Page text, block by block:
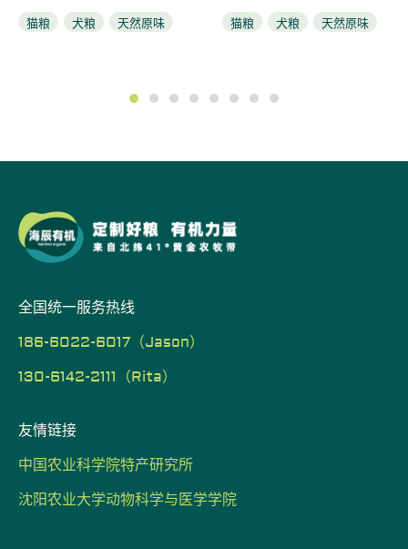
猫粮 犬粮 天然原味 猫粮 犬粮 天然原味
1 2 3 4 5 6 7 8
全国统一服务热线
186-6022-6017（Jason）
130-6142-2111（Rita）
友情链接
中国农业科学院特产研究所
沈阳农业大学动物科学与医学学院